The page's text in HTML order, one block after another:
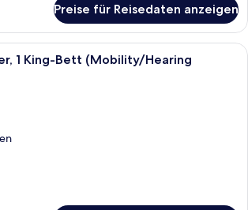
Preise für Reisedaten anzeigen
Ein modernes Hotelzimmer mit
1 King-Bett (Mobility/Hearing